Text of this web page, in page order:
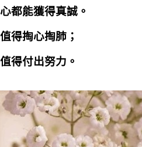
都能獲得真誠。
得掏心掏肺；
得付出努力。